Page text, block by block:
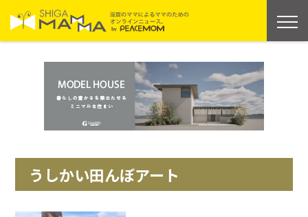
うしかい田んぼアート